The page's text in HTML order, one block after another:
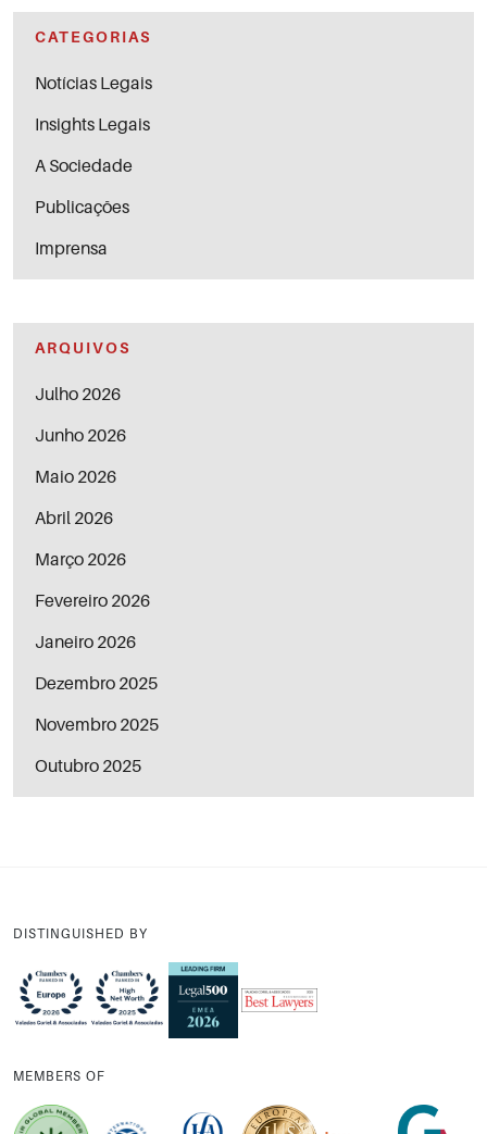
CATEGORIAS
Notícias Legais
Insights Legais
A Sociedade
Publicações
Imprensa
ARQUIVOS
Julho 2026
Junho 2026
Maio 2026
Abril 2026
Março 2026
Fevereiro 2026
Janeiro 2026
Dezembro 2025
Novembro 2025
Outubro 2025
DISTINGUISHED BY
MEMBERS OF